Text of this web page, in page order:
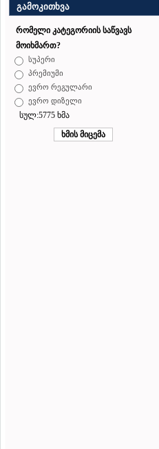
გამოკითხვა
რომელი კატეგორიის საწვავს
მოიხმართ?
სუპერი
პრემიუმი
ევრო რეგულარი
ევრო დიზელი
სულ:5775 ხმა